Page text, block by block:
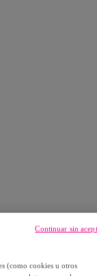
(como cookies u otros
Continuar sin